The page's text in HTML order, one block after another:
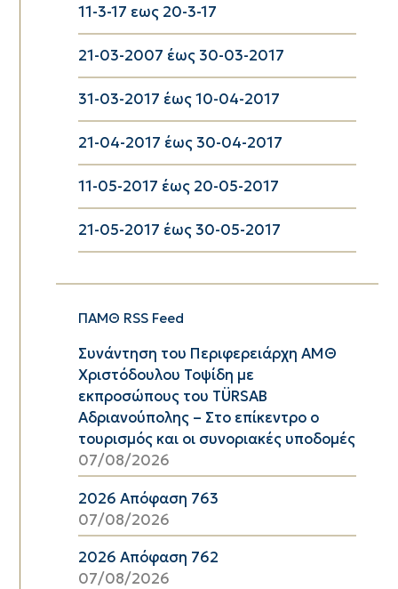
11-3-17 εως 20-3-17
21-03-2007 έως 30-03-2017
31-03-2017 έως 10-04-2017
21-04-2017 έως 30-04-2017
11-05-2017 έως 20-05-2017
21-05-2017 έως 30-05-2017
ΠΑΜΘ RSS Feed
Συνάντηση του Περιφερειάρχη ΑΜΘ
Χριστόδουλου Τοψίδη με
εκπροσώπους του TÜRSAB
Αδριανούπολης – Στο επίκεντρο ο
τουρισμός και οι συνοριακές υποδομές
07/08/2026
2026 Απόφαση 763
07/08/2026
2026 Απόφαση 762
07/08/2026